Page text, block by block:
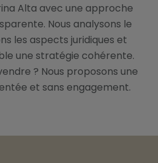
Alta avec une approche
Nous analysons le
les aspects juridiques et
une stratégie cohérente.
? Nous proposons une
et sans engagement.